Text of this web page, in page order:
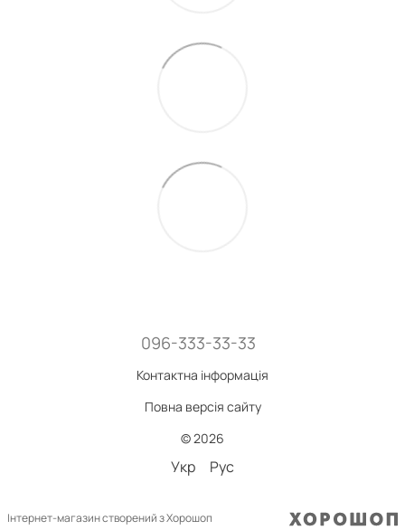
096-333-33-33
Контактна інформація
Повна версія сайту
© 2026
Укр Рус
Інтернет-магазин створений з Хорошоп